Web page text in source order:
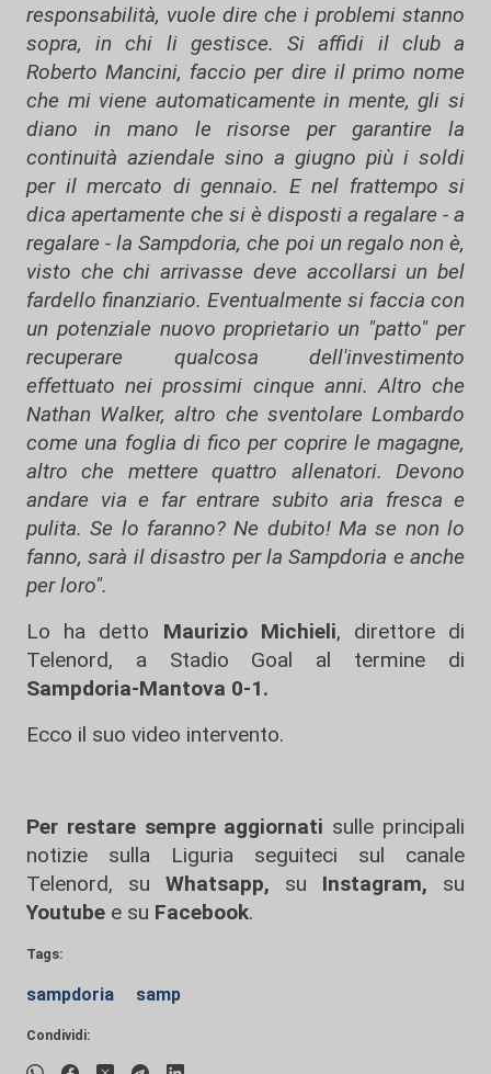
responsabilità, vuole dire che i problemi stanno
sopra, in chi li gestisce. Si affidi il club a
Roberto Mancini, faccio per dire il primo nome
che mi viene automaticamente in mente, gli si
diano in mano le risorse per garantire la
continuità aziendale sino a giugno più i soldi
per il mercato di gennaio. E nel frattempo si
dica apertamente che si è disposti a regalare - a
regalare - la Sampdoria, che poi un regalo non è,
visto che chi arrivasse deve accollarsi un bel
fardello finanziario. Eventualmente si faccia con
un potenziale nuovo proprietario un "patto" per
recuperare qualcosa dell'investimento
effettuato nei prossimi cinque anni. Altro che
Nathan Walker, altro che sventolare Lombardo
come una foglia di fico per coprire le magagne,
altro che mettere quattro allenatori. Devono
andare via e far entrare subito aria fresca e
pulita. Se lo faranno? Ne dubito! Ma se non lo
fanno, sarà il disastro per la Sampdoria e anche
per loro".
Lo ha detto Maurizio Michieli, direttore di
Telenord, a Stadio Goal al termine di
Sampdoria-Mantova 0-1.
Ecco il suo video intervento.
Per restare sempre aggiornati sulle principali
notizie sulla Liguria seguiteci sul canale
Telenord, su
Whatsapp, su Instagram, su
Youtube e su Facebook.
Tags:
sampdoria samp
Condividi: